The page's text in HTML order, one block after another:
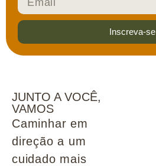
Inscreva-se
JUNTO A VOCÊ,
VAMOS
Caminhar em
direção a um
cuidado mais